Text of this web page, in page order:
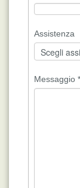
Assistenza
Messaggio*